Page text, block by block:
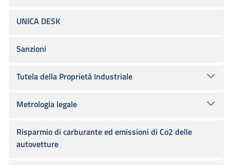
UNICA DESK
Sanzioni
Tutela della Proprietà Industriale
Metrologia legale
Risparmio di carburante ed emissioni di Co2 delle
autovetture